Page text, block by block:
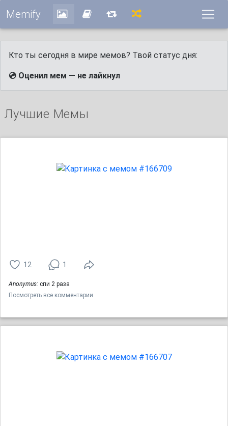
Memify
Кто ты сегодня в мире мемов? Твой статус дня:
💿 Оценил мем — не лайкнул
Лучшие Мемы
12 1
Anonymus: спи 2 раза
Посмотреть все комментарии